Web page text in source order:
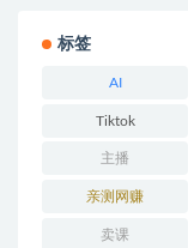
标签
AI
Tiktok
主播
亲测网赚
卖课